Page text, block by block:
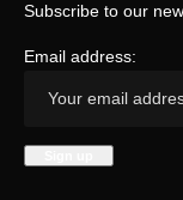
Subscribe to our
Email address: